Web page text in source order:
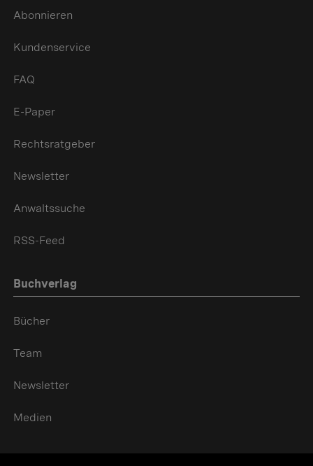
Abonnieren
Kundenservice
FAQ
E-Paper
Rechtsratgeber
Newsletter
Anwaltssuche
RSS-Feed
Buchverlag
Bücher
Team
Newsletter
Medien